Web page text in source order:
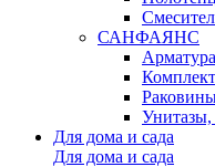
САНФАЯНС
Унитазы,
Для дома и сада
Для дома и сада